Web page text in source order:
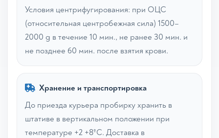
Условия центрифугирования: при ОЦС
(относительная центробежная сила) 1500–
2000 g в течение 10 мин., не ранее 30 мин. и
не позднее 60 мин. после взятия крови.
Хранение и транспортировка
До приезда курьера пробирку хранить в
штативе в вертикальном положении при
температуре +2 +8ºС. Доставка в